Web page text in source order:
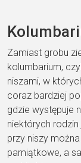
Zamiast grobu
kolumbarium,
niszami, w
coraz bardziej
gdzie występuje
niektórych
przy niszy
pamiątkowe, a